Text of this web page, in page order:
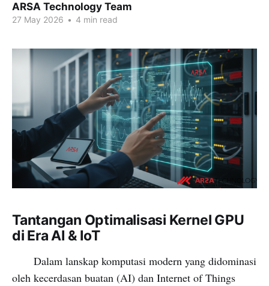
ARSA Technology Team
27 May 2026 • 4 min read
Tantangan Optimalisasi Kernel GPU
di Era AI & IoT
Dalam lanskap komputasi modern yang didominasi
oleh kecerdasan buatan (AI) dan Internet of Things